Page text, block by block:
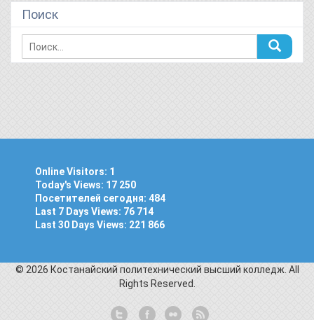
Поиск
Online Visitors: 1
Today's Views: 17 250
Посетителей сегодня: 484
Last 7 Days Views: 76 714
Last 30 Days Views: 221 866
© 2026 Костанайский политехнический высший колледж. All
Rights Reserved.